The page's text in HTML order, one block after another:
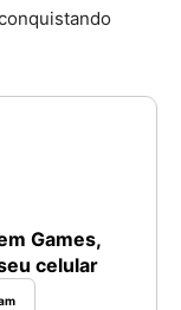
Games,
celular